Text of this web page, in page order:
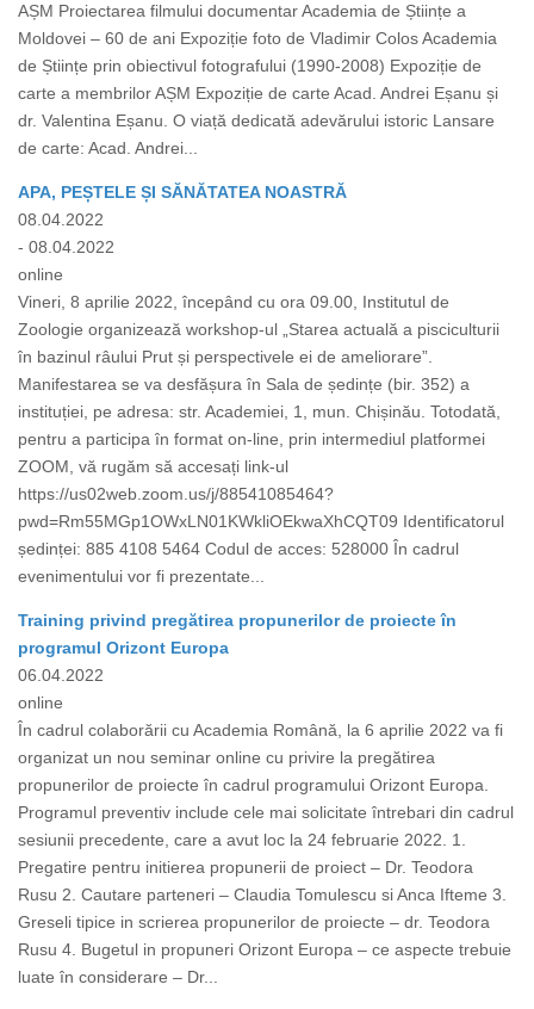
AȘM Proiectarea filmului documentar Academia de Științe a
Moldovei – 60 de ani Expoziție foto de Vladimir Colos Academia
de Științe prin obiectivul fotografului (1990-2008) Expoziție de
carte a membrilor AȘM Expoziție de carte Acad. Andrei Eșanu și
dr. Valentina Eșanu. O viață dedicată adevărului istoric Lansare
de carte: Acad. Andrei...
APA, PEȘTELE ȘI SĂNĂTATEA NOASTRĂ
08.04.2022
- 08.04.2022
online
Vineri, 8 aprilie 2022, începând cu ora 09.00, Institutul de
Zoologie organizează workshop-ul „Starea actuală a pisciculturii
în bazinul râului Prut și perspectivele ei de ameliorare”.
Manifestarea se va desfășura în Sala de ședințe (bir. 352) a
instituției, pe adresa: str. Academiei, 1, mun. Chișinău. Totodată,
pentru a participa în format on-line, prin intermediul platformei
ZOOM, vă rugăm să accesați link-ul
https://us02web.zoom.us/j/88541085464?
pwd=Rm55MGp1OWxLN01KWkliOEkwaXhCQT09 Identificatorul
ședinței: 885 4108 5464 Codul de acces: 528000 În cadrul
evenimentului vor fi prezentate...
Training privind pregătirea propunerilor de proiecte în
programul Orizont Europa
06.04.2022
online
În cadrul colaborării cu Academia Română, la 6 aprilie 2022 va fi
organizat un nou seminar online cu privire la pregătirea
propunerilor de proiecte în cadrul programului Orizont Europa.
Programul preventiv include cele mai solicitate întrebari din cadrul
sesiunii precedente, care a avut loc la 24 februarie 2022. 1.
Pregatire pentru initierea propunerii de proiect – Dr. Teodora
Rusu 2. Cautare parteneri – Claudia Tomulescu si Anca Ifteme 3.
Greseli tipice in scrierea propunerilor de proiecte – dr. Teodora
Rusu 4. Bugetul in propuneri Orizont Europa – ce aspecte trebuie
luate în considerare – Dr...